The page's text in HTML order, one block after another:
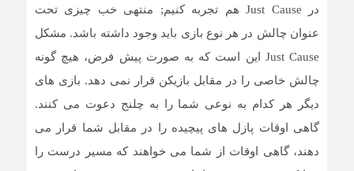
در Just Cause هم تجربه کنیم; منتهی خب چیزی تحت
عنوان چالش در هر نوع بازی باید وجود داشته باشد. مشکل
Just Cause این است که به صورت پیش فرض، هیچ گونه
چالش خاصی را در مقابل بازیکن قرار نمی دهد. بازی های
دیگر هر کدام به نوعی شما را به چلنج دعوت می کنند.
گاهی اوقات پازل های پیچیده را در مقابل شما قرار می
دهند، گاهی اوقات از شما می خواهند که مسیر درست را